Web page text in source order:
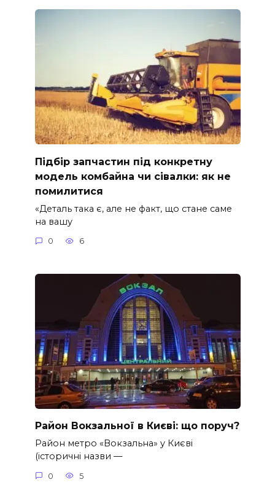
Підбір запчастин під конкретну
модель комбайна чи сівалки: як не
помилитися
«Деталь така є, але не факт, що стане саме
на вашу
0 6
Район Вокзальної в Києві: що поруч?
Район метро «Вокзальна» у Києві
(історичні назви —
0 5